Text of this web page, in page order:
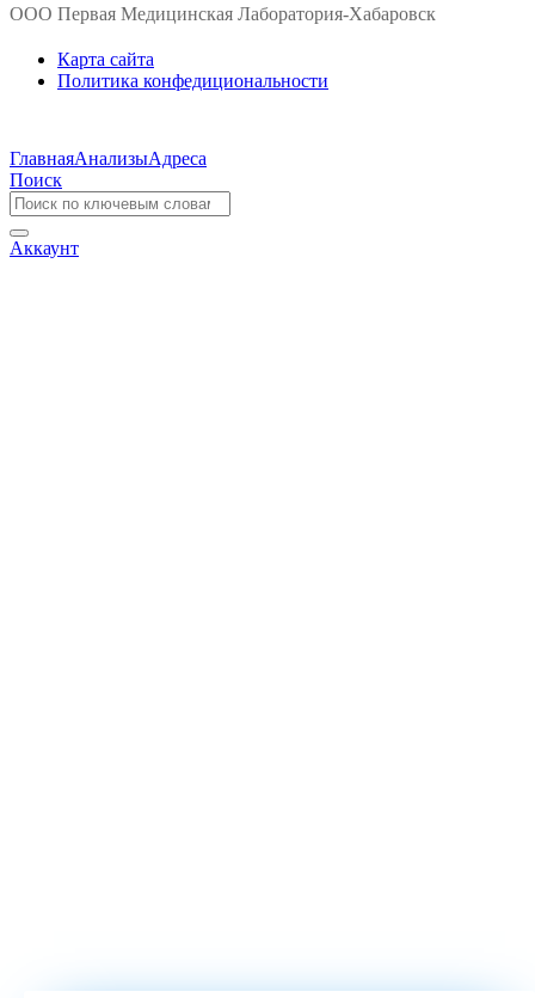
ООО Первая Медицинская Лаборатория-Хабаровск
Карта сайта
Политика конфедициональности
ГлавнаяАнализыАдреса
Поиск
Аккаунт